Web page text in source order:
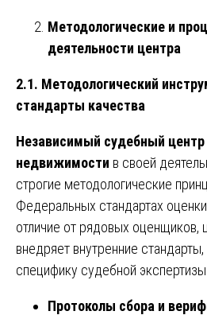
Методологические и
деятельности центра
2.1. Методологический
стандарты качества
Независимый судебный центр
недвижимости в своей
строгие методологические
Федеральных стандартах
отличие от рядовых оценщиков,
внедряет внутренние
специфику судебной экспертизы:
Протоколы сбора и